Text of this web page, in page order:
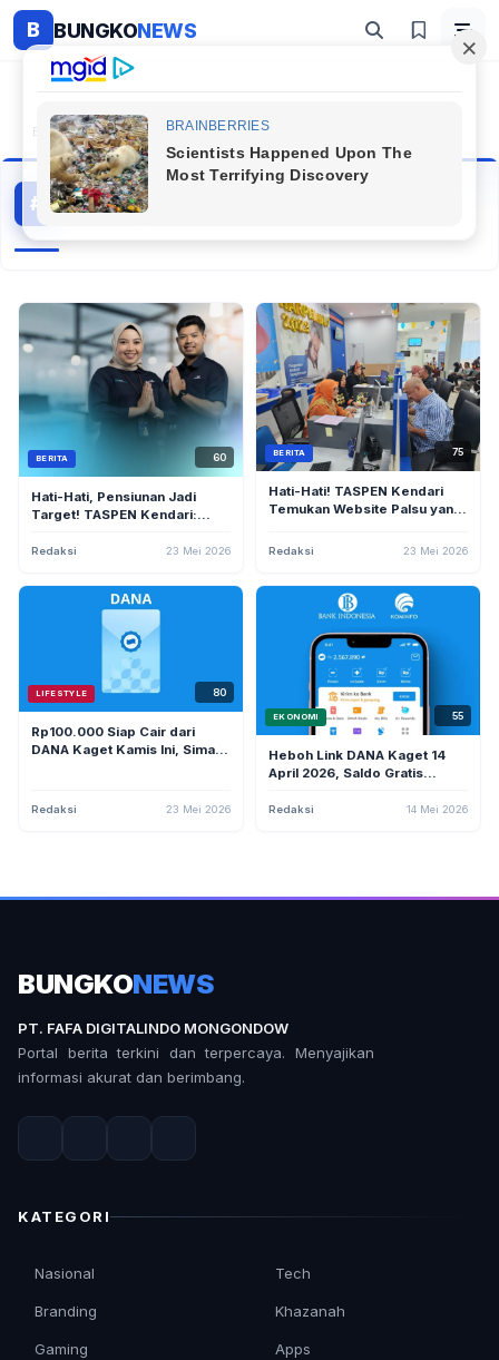
B BUNGKONEWS
Beranda #Tautan
#
Tautan
4 artikel
BERITA 60
Hati-Hati, Pensiunan Jadi
Target! TASPEN Kendari:
dan PIN ke Siapa Pun
Redaksi 23 Mei 2026
BERITA 75
Hati-Hati! TASPEN Kendari
Temukan Website Palsu yang
Data Pribadi
Redaksi 23 Mei 2026
LIFESTYLE 80
Rp100.000 Siap Cair dari
DANA Kaget Kamis Ini, Simak
Redaksi 23 Mei 2026
EKONOMI 55
Heboh Link DANA Kaget 14
April 2026, Saldo Gratis
Rebutan Netizen
Redaksi 14 Mei 2026
BUNGKONEWS
PT. FAFA DIGITALINDO MONGONDOW
Portal berita terkini dan terpercaya. Menyajikan
informasi akurat dan berimbang.
KATEGORI
Nasional
Branding
Gaming
Tech
Khazanah
Apps